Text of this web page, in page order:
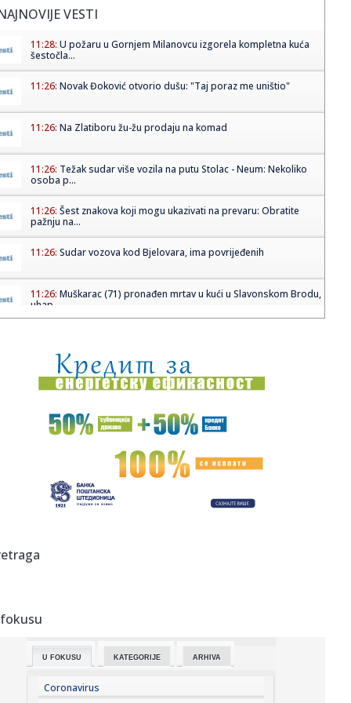
VESTI
11:28: U požaru u Gornjem Milanovcu izgorela kompletna kuća
šestočla...
11:26: Novak Đoković otvorio dušu: "Taj poraz me uništio"
11:26: Na Zlatiboru žu-žu prodaju na komad
11:26: Težak sudar više vozila na putu Stolac - Neum: Nekoliko
osoba p...
11:26: Šest znakova koji mogu ukazivati na prevaru: Obratite
pažnju na...
11:26: Sudar vozova kod Bjelovara, ima povrijeđenih
11:26: Muškarac (71) pronađen mrtav u kući u Slavonskom Brodu,
uhap...
11:26:Katić nakon pucnjava: Ljudi su s pravom zabrinuti, i ja sam
kao ...
11:25:Vučević srušio laži o "Sarajevo safariju"; Poslao poruku:
"Vu...
Amerikanci očekuju skoro razrešenje: Dogovor o
Ormuskom moreuzu...
11:19:Vučić dočekao Zelenskog: Prijem uz najviše počasti ispred
isteka u...
11:15:
11:10: Lozano na pozajmici u Galaksiju
U FOKUSU KATEGORIJE ARHIVA
Coronavirus